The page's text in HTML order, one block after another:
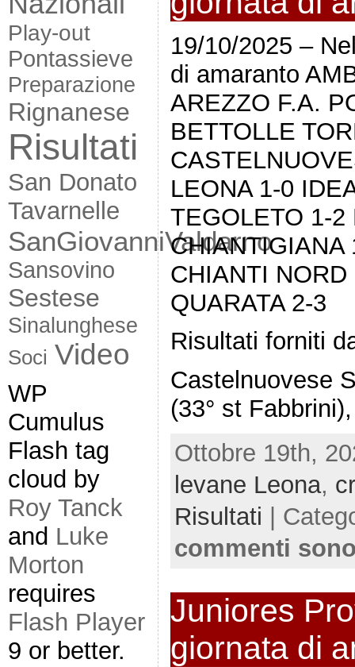
Play-out
Pontassieve
Preparazione
Rignanese
Risultati
San Donato
Tavarnelle
SanGiovanniValdarno
Sansovino
Sestese
Sinalunghese
Soci Video
WP
Cumulus
Flash tag
cloud by
Roy Tanck
and Luke
Morton
requires
Flash Player
9 or better.
19/10/2025 –
di amaranto
AREZZO F.A.
BETTOLLE
LEONA 1-0
TEGOLETO 1-2
CHIANTIGIANA
CHIANTI
QUARATA 2-3
Risultati forniti
Castelnuovese
(33° st
Ottobre 19th,
levane Leona,
Risultati |
commenti
Juniores
giornata di